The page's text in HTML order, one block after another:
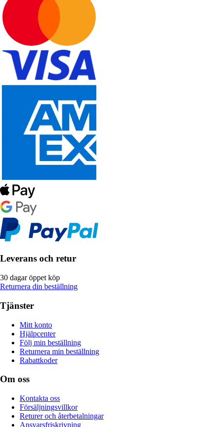
Leverans och retur
30 dagar öppet köp
Returnera din beställning
Tjänster
Mitt konto
Hjälpcenter
Följ min beställning
Returnera min beställning
Rabattkoder
Om oss
Kontakta oss
Försäljningsvillkor
Returer och återbetalningar
Ansvarsfriskrivning